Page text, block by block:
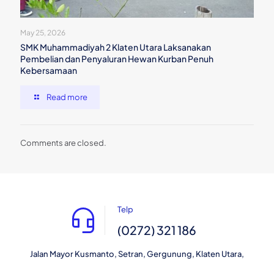
May 25, 2026
SMK Muhammadiyah 2 Klaten Utara Laksanakan
Pembelian dan Penyaluran Hewan Kurban Penuh
Kebersamaan
Read more
Comments are closed.
Telp
(0272) 321 186
Jalan Mayor Kusmanto, Setran, Gergunung, Klaten Utara,